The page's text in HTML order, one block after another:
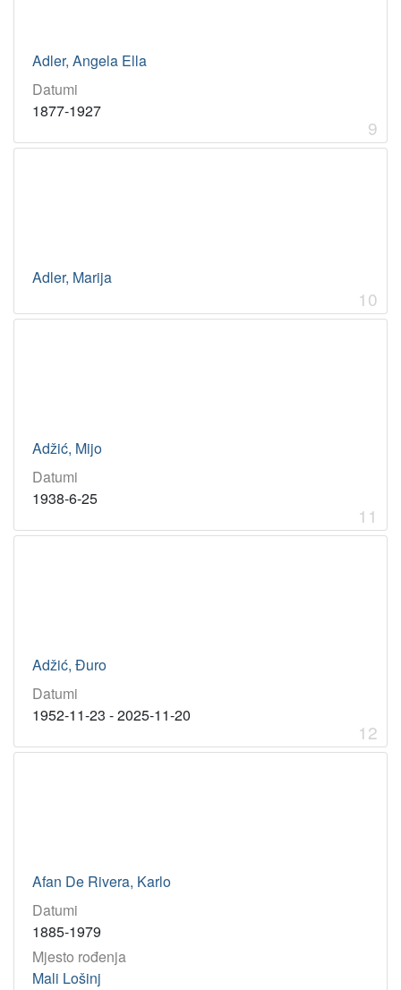
Adler, Angela Ella
Datumi
1877-1927
9
Adler, Marija
10
Adžić, Mijo
Datumi
1938-6-25
11
Adžić, Đuro
Datumi
1952-11-23 - 2025-11-20
12
Afan De Rivera, Karlo
Datumi
1885-1979
Mjesto rođenja
Mali Lošinj